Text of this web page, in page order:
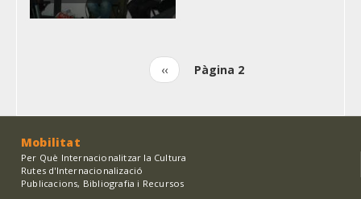
Pàgina
anterior
‹‹ Pàgina 2
Mobilitat
Per Què Internacionalitzar la Cultura
Rutes d'Internacionalizació
Publicacions, Bibliografia i Recursos